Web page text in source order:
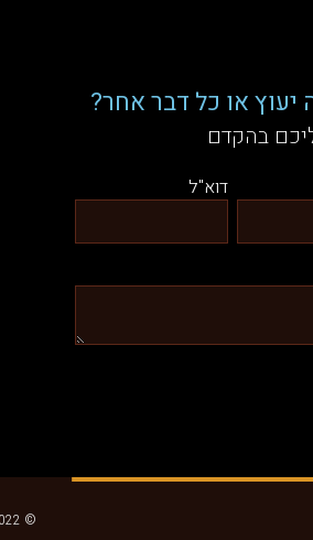
יעוץ או כל דבר אחר?
בהקדם
דוא"ל
© 2022 כל הזכויות שמורות ליותם יעקבסון